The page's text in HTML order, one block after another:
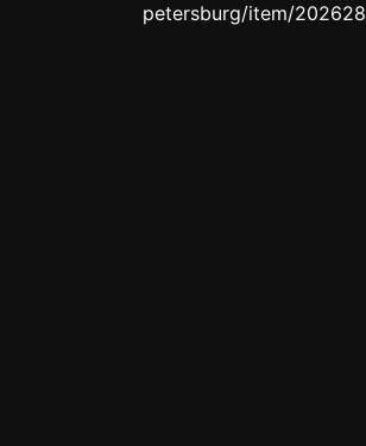
petersburg/item/